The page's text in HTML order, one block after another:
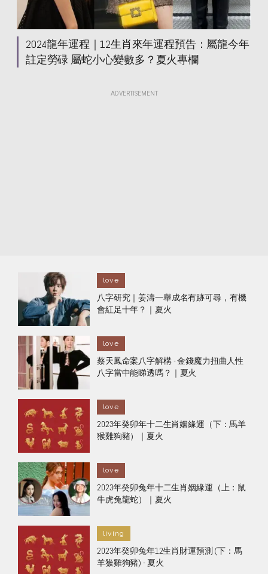
2024龍年運程｜12生肖來年運程預告：屬龍今年
註定勞碌 屬蛇小心變數多？夏火專欄
ADVERTISEMENT
love
八字研究｜姜濤一舉成名有跡可尋，有機
會紅足十年？｜夏火
love
蔡天鳳命案八字解構 - 金錢魔力扭曲人性
八字當中能睇透嗎？｜夏火
love
2023年癸卯年十二生肖姻緣運（下：馬羊
猴雞狗豬）｜夏火
love
2023年癸卯兔年十二生肖姻緣運（上：鼠
牛虎兔龍蛇）｜夏火
living
2023年癸卯兔年12生肖財運預測 (下：馬
羊㺅雞狗豬) - 夏火